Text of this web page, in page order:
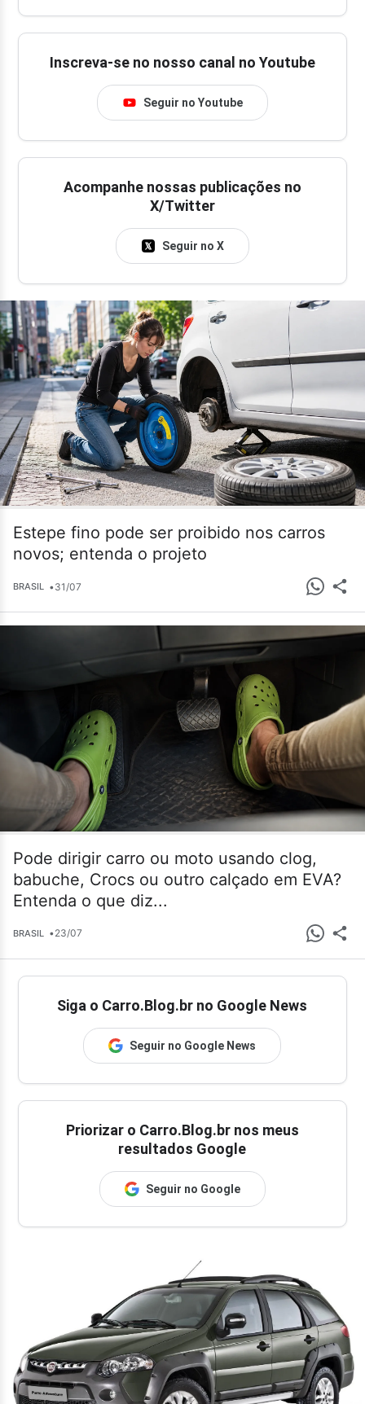
Inscreva-se no nosso canal no Youtube
Seguir no Youtube
Acompanhe nossas publicações no
X/Twitter
Seguir no X
Estepe fino pode ser proibido nos carros
novos; entenda o projeto
BRASIL •31/07
Pode dirigir carro ou moto usando clog,
babuche, Crocs ou outro calçado em EVA?
Entenda o que diz...
BRASIL •23/07
Siga o Carro.Blog.br no Google News
Seguir no Google News
Priorizar o Carro.Blog.br nos meus
resultados Google
Seguir no Google